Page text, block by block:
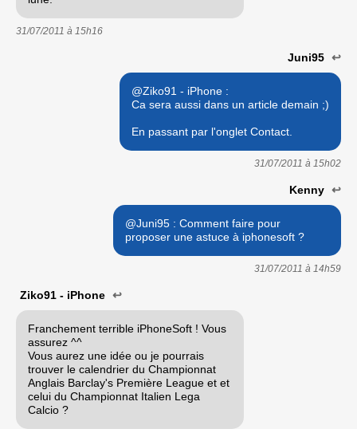
31/07/2011 à 15h16
Juni95 ↩
@Ziko91 - iPhone :
Ca sera aussi dans un article demain ;)
En passant par l'onglet Contact.
31/07/2011 à 15h02
Kenny ↩
@Juni95 : Comment faire pour
proposer une astuce à iphonesoft ?
31/07/2011 à 14h59
Ziko91 - iPhone ↩
Franchement terrible iPhoneSoft ! Vous
assurez ^^
Vous aurez une idée ou je pourrais
trouver le calendrier du Championnat
Anglais Barclay's Première League et et
celui du Championnat Italien Lega
Calcio ?